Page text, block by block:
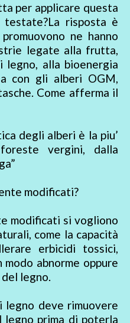
per applicare questa
testate?La risposta è
ne hanno
legate alla frutta,
legno, alla bioenergia
con gli alberi OGM,
Come afferma il
degli alberi è la piu’
vergini, dalla
modificati?
modificati si vogliono
come la capacità
erbicidi tossici,
abnorme oppure
legno.
legno deve rimuovere
legno prima di poterla